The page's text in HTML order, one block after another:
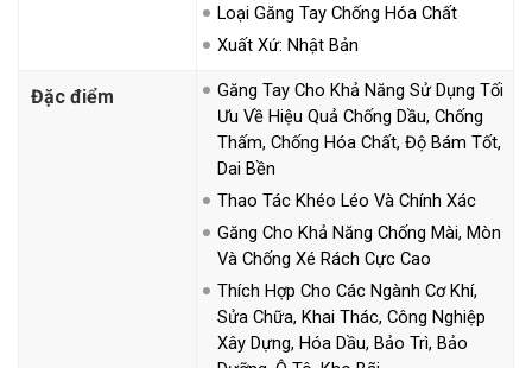
Loại Găng Tay Chống Hóa Chất
Xuất Xứ: Nhật Bản
Đặc điểm
Găng Tay Cho Khả Năng Sử Dụng Tối
Ưu Về Hiệu Quả Chống Dầu, Chống
Thấm, Chống Hóa Chất, Độ Bám Tốt,
Dai Bền
Thao Tác Khéo Léo Và Chính Xác
Găng Cho Khả Năng Chống Mài, Mòn
Và Chống Xé Rách Cực Cao
Thích Hợp Cho Các Ngành Cơ Khí,
Sửa Chữa, Khai Thác, Công Nghiệp
Xây Dựng, Hóa Dầu, Bảo Trì, Bảo